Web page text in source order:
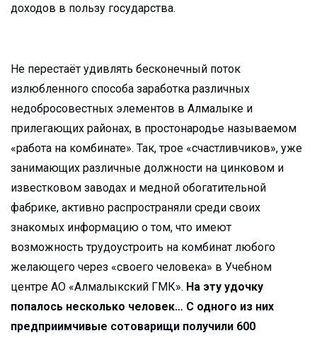
доходов в пользу государства.
Не перестаёт удивлять бесконечный поток
излюбленного способа заработка различных
недобросовестных элементов в Алмалыке и
прилегающих районах, в простонародье называемом
«работа на комбинате». Так, трое «счастливчиков», уже
занимающих различные должности на цинковом и
известковом заводах и медной обогатительной
фабрике, активно распространяли среди своих
знакомых информацию о том, что имеют
возможность трудоустроить на комбинат любого
желающего через «своего человека» в Учебном
центре АО «Алмалыкский ГМК». На эту удочку
попалось несколько человек… С одного из них
предприимчивые сотоварищи получили 600